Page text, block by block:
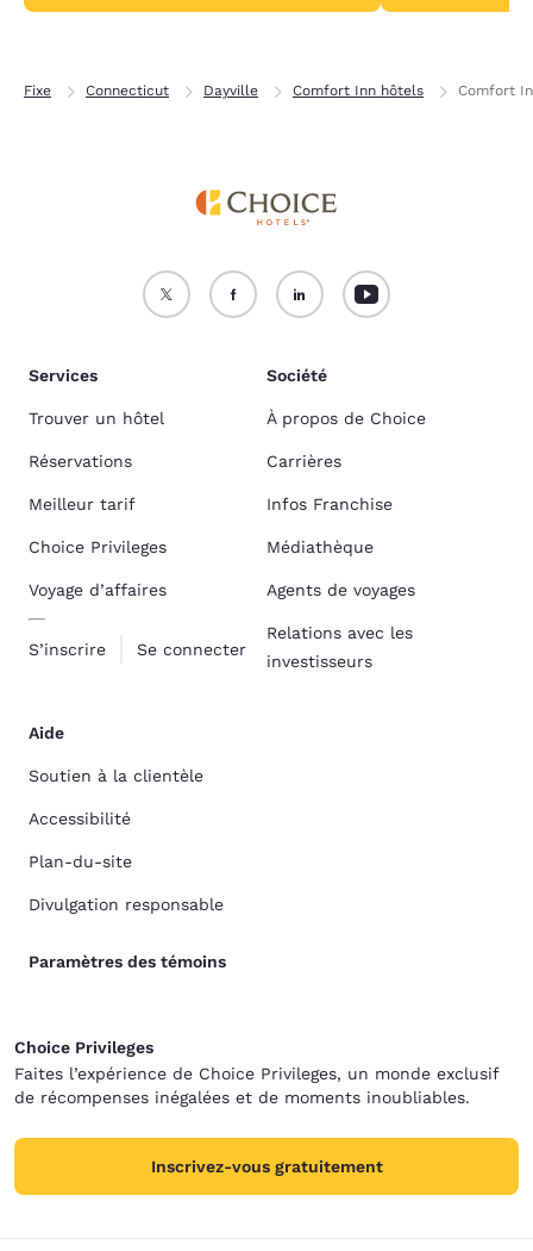
Fixe Connecticut Dayville Comfort Inn hôtels Comfort
Services
Trouver un hôtel
Réservations
Meilleur tarif
Choice Privileges
Voyage d’affaires
S’inscrire Se connecter
Société
À propos de Choice
Carrières
Infos Franchise
Médiathèque
Agents de voyages
Relations avec les
investisseurs
Aide
Soutien à la clientèle
Accessibilité
Plan-du-site
Divulgation responsable
Paramètres des témoins
Choice Privileges
Faites l’expérience de Choice Privileges, un monde exclusif
de récompenses inégalées et de moments inoubliables.
Inscrivez-vous gratuitement